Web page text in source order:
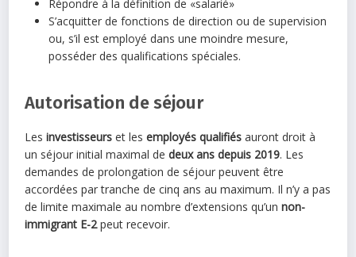
Répondre à la définition de «salarié»
S’acquitter de fonctions de direction ou de supervision
ou, s’il est employé dans une moindre mesure,
posséder des qualifications spéciales.
Autorisation de séjour
Lesinvestisseurs et lesemployés qualifiés auront droit à
un séjour initial maximal dedeux ans depuis 2019. Les
demandes de prolongation de séjour peuvent être
accordées par tranche de cinq ans au maximum. Il n’y a pas
de limite maximale au nombre d’extensions qu’unnon-
immigrant E-2peut recevoir.